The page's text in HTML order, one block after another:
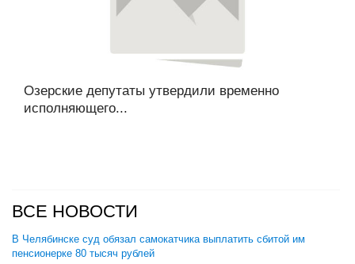
Озерские депутаты утвердили временно
исполняющего...
ВСЕ НОВОСТИ
В Челябинске суд обязал самокатчика выплатить сбитой им
пенсионерке 80 тысяч рублей